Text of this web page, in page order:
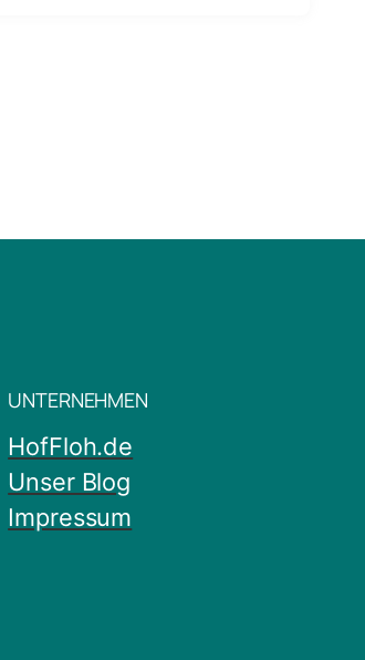
UNTERNEHMEN
HofFloh.de
Unser Blog
Impressum